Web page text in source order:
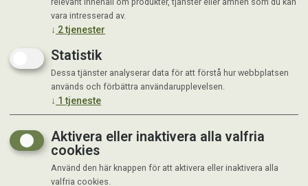
vara intresserad av.
↓ 2tjenester
Statistik
Dessa tjänster analyserar data för att förstå hur webbplatsen
används och förbättra användarupplevelsen.
↓ 1 tjeneste
Aktivera eller inaktivera alla valfria
cookies
Använd den här knappen för att aktivera eller inaktivera alla
valfria cookies.